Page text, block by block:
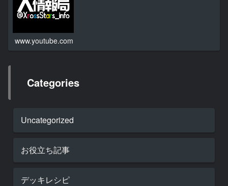
www.youtube.com
Categories
Uncategorized
お役立ち記事
デッキレシピ